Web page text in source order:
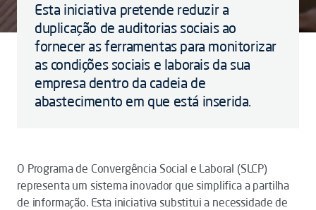
Esta iniciativa pretende reduzir a
duplicação de auditorias sociais ao
fornecer as ferramentas para monitorizar
as condições sociais e laborais da sua
empresa dentro da cadeia de
abastecimento em que está inserida.
O Programa de Convergência Social e Laboral (SLCP)
representa um sistema inovador que simplifica a partilha
de informação. Esta iniciativa substitui a necessidade de